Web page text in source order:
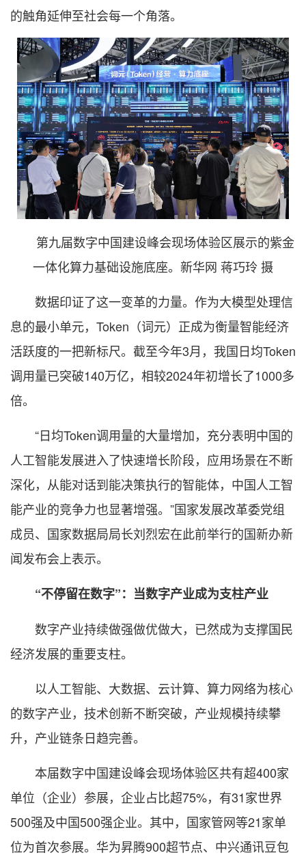
的触角延伸至社会每一个角落。
第九届数字中国建设峰会现场体验区展示的紫金
一体化算力基础设施底座。新华网 蒋巧玲 摄
数据印证了这一变革的力量。作为大模型处理信
息的最小单元，Token（词元）正成为衡量智能经济
活跃度的一把新标尺。截至今年3月，我国日均Token
调用量已突破140万亿，相较2024年初增长了1000多
倍。
“日均Token调用量的大量增加，充分表明中国的
人工智能发展进入了快速增长阶段，应用场景在不断
深化，从能对话到能决策执行的智能体，中国人工智
能产业的竞争力也显著增强。”国家发展改革委党组
成员、国家数据局局长刘烈宏在此前举行的国新办新
闻发布会上表示。
“不停留在数字”：当数字产业成为支柱产业
数字产业持续做强做优做大，已然成为支撑国民
经济发展的重要支柱。
以人工智能、大数据、云计算、算力网络为核心
的数字产业，技术创新不断突破，产业规模持续攀
升，产业链条日趋完善。
本届数字中国建设峰会现场体验区共有超400家
单位（企业）参展，企业占比超75%，有31家世界
500强及中国500强企业。其中，国家管网等21家单
位为首次参展。华为昇腾900超节点、中兴通讯豆包